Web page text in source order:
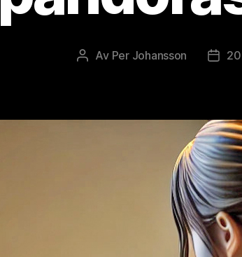
Inläggsförfattare
Av Per Johansson